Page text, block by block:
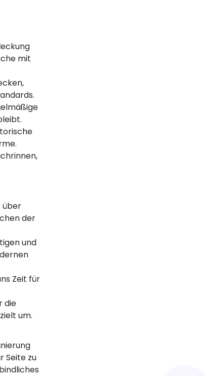
mit
über
der
und
Zeit für
die
um.
Seite zu